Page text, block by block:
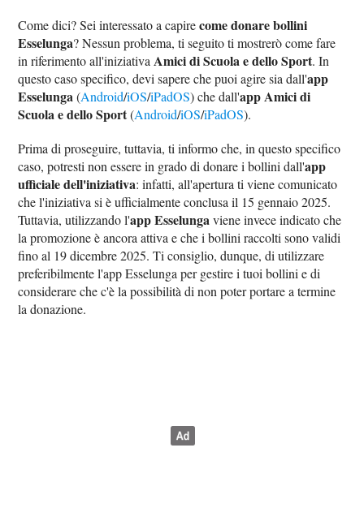
Come dici? Sei interessato a capirecome donare bollini
Esselunga? Nessun problema, ti seguito ti mostrerò come fare
in riferimento all'iniziativa Amici di Scuola e dello Sport. In
questo caso specifico, devi sapere che puoi agire sia dall'app
Esselunga(Android/iOS/iPadOS) che dall'app Amici di
Scuola e dello Sport(Android/iOS/iPadOS).
Prima di proseguire, tuttavia, ti informo che, in questo specifico
caso, potresti non essere in grado di donare i bollini dall'app
ufficiale dell'iniziativa: infatti, all'apertura ti viene comunicato
che l'iniziativa si è ufficialmente conclusa il 15 gennaio 2025.
Tuttavia, utilizzando l'app Esselungaviene invece indicato che
la promozione è ancora attiva e che i bollini raccolti sono validi
fino al 19 dicembre 2025. Ti consiglio, dunque, di utilizzare
preferibilmente l'app Esselunga per gestire i tuoi bollini e di
considerare che c'è la possibilità di non poter portare a termine
la donazione.